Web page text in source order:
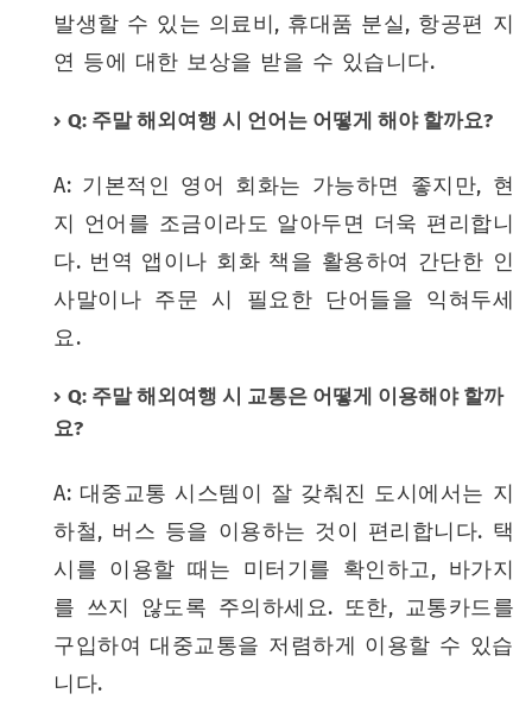
발생할 수 있는 의료비, 휴대품 분실, 항공편 지
연 등에 대한 보상을 받을 수 있습니다.
Q: 주말 해외여행 시 언어는 어떻게 해야 할까요?
A: 기본적인 영어 회화는 가능하면 좋지만, 현
지 언어를 조금이라도 알아두면 더욱 편리합니
다. 번역 앱이나 회화 책을 활용하여 간단한 인
사말이나 주문 시 필요한 단어들을 익혀두세
요.
Q: 주말 해외여행 시 교통은 어떻게 이용해야 할까
요?
A: 대중교통 시스템이 잘 갖춰진 도시에서는 지
하철, 버스 등을 이용하는 것이 편리합니다. 택
시를 이용할 때는 미터기를 확인하고, 바가지
를 쓰지 않도록 주의하세요. 또한, 교통카드를
구입하여 대중교통을 저렴하게 이용할 수 있습
니다.